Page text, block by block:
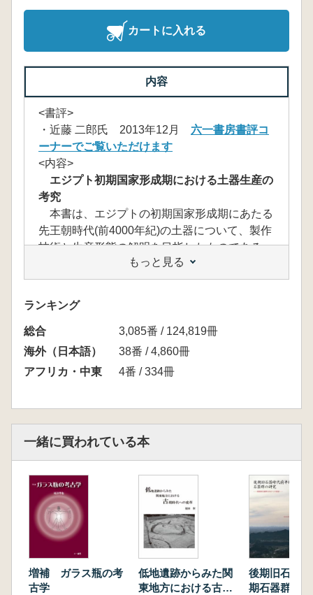
カートに入れる
内容
<書評>
・近藤 二郎氏 2013年12月 六一書房書評コ
ーナーでご覧いただけます
<内容>
エジプト初期国家形成期における土器生産の
考究
本書は、エジプトの初期国家形成期にあたる
先王朝時代(前4000年紀)の土器について、製作
技術と生産形態の解明を目指したものである。
先王朝時代の土器研究は、製作址の検出例が乏
しいことから、土器生産の実態に関する研究は
皆無に等しい情況であった。しかし幸いにも、
筆者が調査を進めるヒエラコンポリス遺跡土器
焼成遺構が発見された。その質・量ともに充実
した発掘資料を基軸として、理化学的胎土分析
や、日本考古学で確立された黒斑分析などを取
田大学博士論文に加筆刊行)
序章 研究の目的と方法
第1節 研究の目的と課題
第2節 研究の方法
第3節 本論の構成
第1章 先王朝時代の環境と文化
第1節 本論における年代と時期区分の定義
第2節 環境
もっと見る
ランキング
総合
3,085番 / 124,819冊
海外（日本語）
38番 / 4,860冊
アフリカ・中東
4番 / 334冊
一緒に買われている本
増補 ガラス瓶の考
古学
低地遺跡からみた関
東地方における古墳
後期旧石器
期石器群の